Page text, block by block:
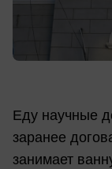
Еду научные
заранее
занимает